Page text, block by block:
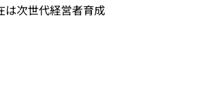
は次世代経営者育成